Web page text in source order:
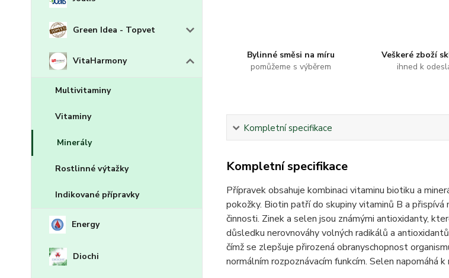
Green Idea - Topvet
VitaHarmony
Multivitaminy
Vitaminy
Minerály
Rostlinné výtažky
Indikované přípravky
Energy
Diochi
Bylinné směsi na míru
pomůžeme s výběrem
Veškeré zboží
ihned k
Kompletní specifikace
Kompletní specifikace
Přípravek obsahuje kombinaci vitaminu biotiku a
pokožky. Biotin patří do skupiny vitaminů B a
činnosti. Zinek a selen jsou známými antioxidanty,
důsledku nerovnováhy volných radikálů a
čímž se zlepšuje přirozená obranyschopnost
normálním rozpoznávacím funkcím. Selen napomáhá